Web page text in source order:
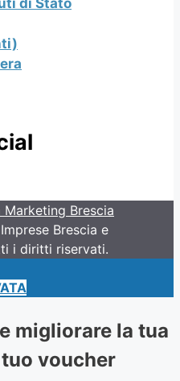
di Stato
Brescia
Brescia e
i diritti riservati.
migliorare la tua
voucher